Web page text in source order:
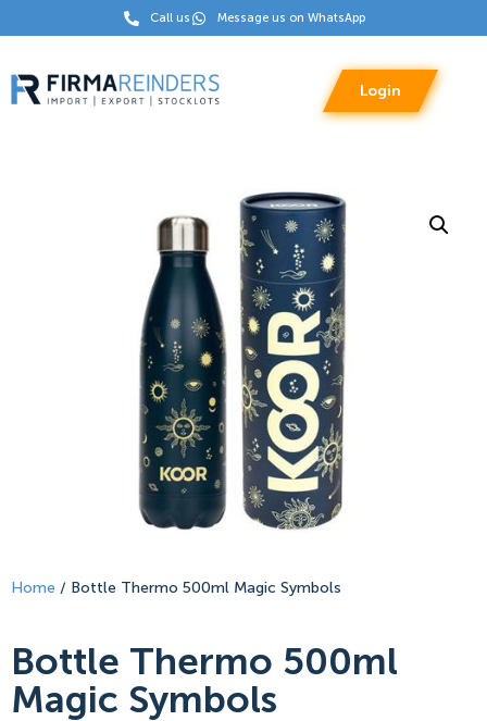
Call us Message us on WhatsApp
Login
Home / Bottle Thermo 500ml Magic Symbols
Bottle Thermo 500ml
Magic Symbols